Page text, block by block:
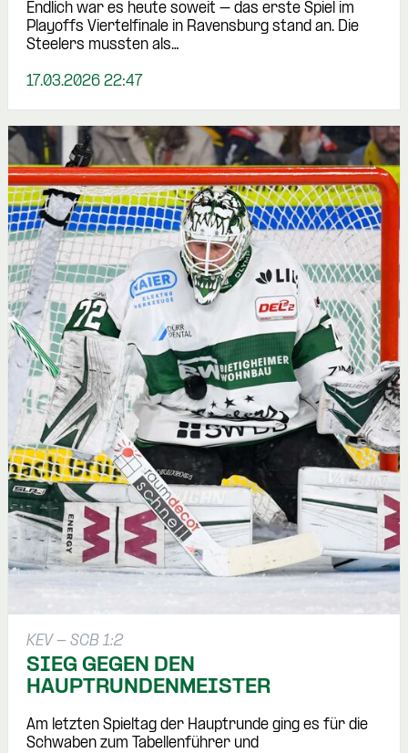
Endlich war es heute soweit – das erste Spiel im
Playoffs Viertelfinale in Ravensburg stand an. Die
Steelers mussten als…
17.03.2026 22:47
KEV - SCB 1:2
SIEG GEGEN DEN
HAUPTRUNDENMEISTER
Am letzten Spieltag der Hauptrunde ging es für die
Schwaben zum Tabellenführer und